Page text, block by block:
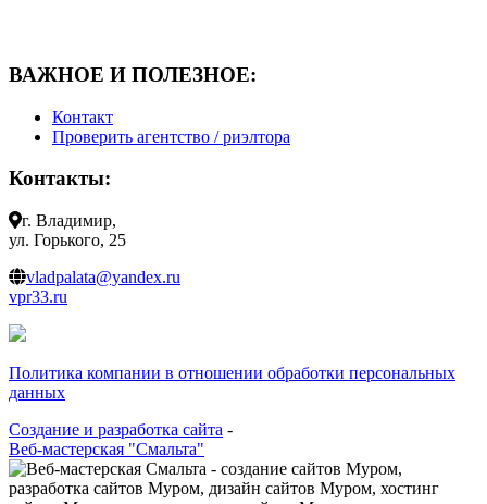
ВАЖНОЕ И ПОЛЕЗНОЕ:
Контакт
Проверить агентство / риэлтора
Контакты:
г. Владимир,
ул. Горького, 25
vladpalata@yandex.ru
vpr33.ru
Политика компании в отношении обработки персональных
данных
Создание и разработка сайта -
Веб-мастерская "Смальта"